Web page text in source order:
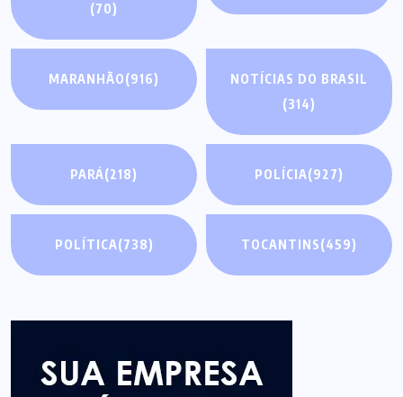
(70)
MARANHÃO(916)
NOTÍCIAS DO BRASIL
(314)
PARÁ(218) POLÍCIA(927)
POLÍTICA(738) TOCANTINS(459)